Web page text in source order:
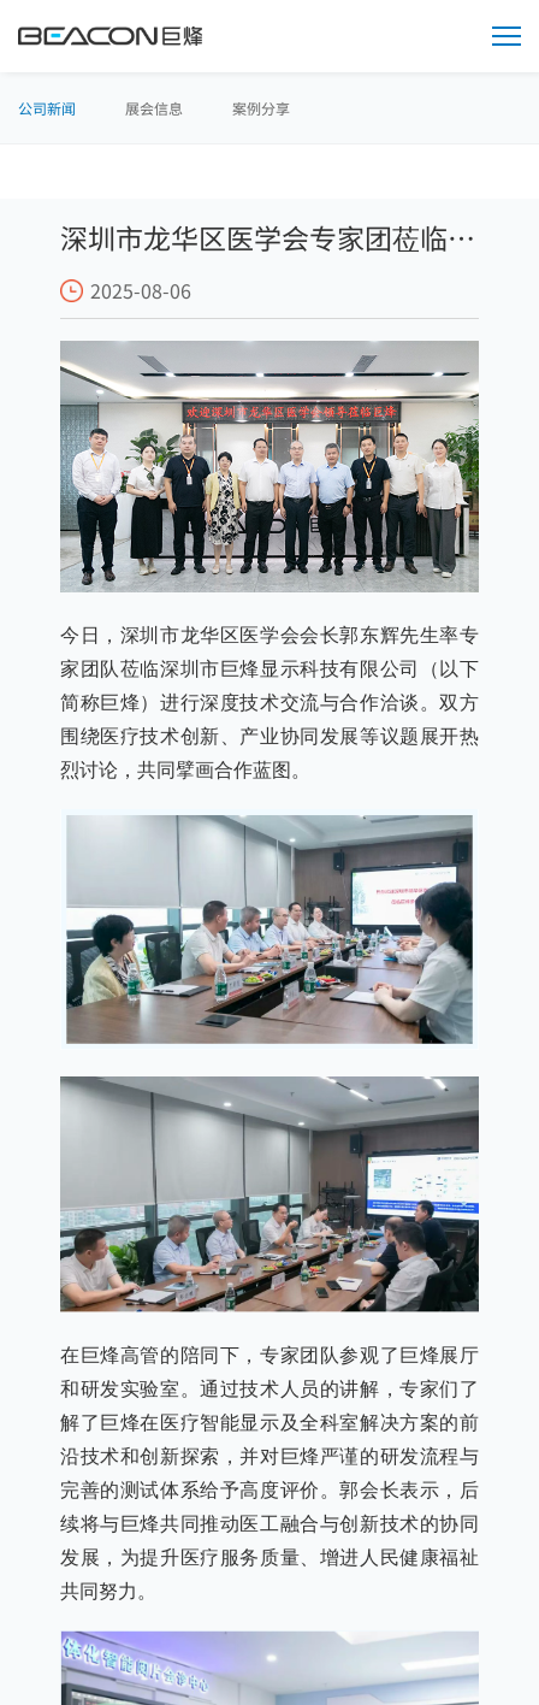
公司新闻 展会信息 案例分享
深圳市龙华区医学会专家团莅临巨
烽考察交流
2025-08-06
今日，深圳市龙华区医学会会长郭东辉先生率专
家团队莅临深圳市巨烽显示科技有限公司（以下
简称巨烽）进行深度技术交流与合作洽谈。双方
围绕医疗技术创新、产业协同发展等议题展开热
烈讨论，共同擘画合作蓝图。
在巨烽高管的陪同下，专家团队参观了巨烽展厅
和研发实验室。通过技术人员的讲解，专家们了
解了巨烽在医疗智能显示及全科室解决方案的前
沿技术和创新探索，并对巨烽严谨的研发流程与
完善的测试体系给予高度评价。郭会长表示，后
续将与巨烽共同推动医工融合与创新技术的协同
发展，为提升医疗服务质量、增进人民健康福祉
共同努力。